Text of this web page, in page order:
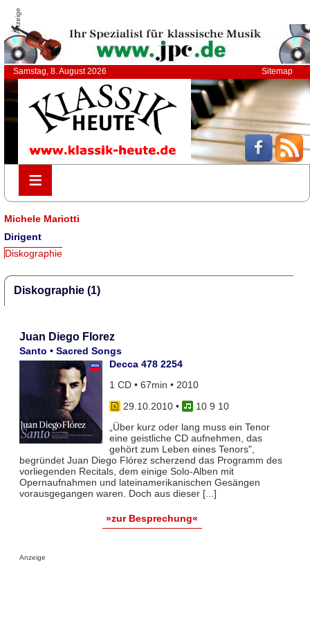
Anzeige
Samstag, 8. August 2026 Sitemap
≡
≡
Michele Mariotti
Dirigent
Diskographie
Diskographie (1)
Juan Diego Florez
Santo • Sacred Songs
Decca 478 2254
1 CD • 67min • 2010
29.10.2010•
10 9 10
„Über kurz oder lang muss ein Tenor
eine geistliche CD aufnehmen, das
gehört zum Leben eines Tenors",
begründet Juan Diego Flórez scherzend das Programm des
vorliegenden Recitals, dem einige Solo-Alben mit
Opernaufnahmen und lateinamerikanischen Gesängen
vorausgegangen waren. Doch aus dieser [...]
»zur Besprechung«
Anzeige